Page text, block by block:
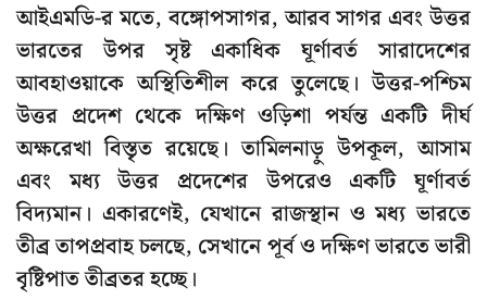
আইএমডি-র মতে, বঙ্গোপসাগর, আরব সাগর এবং উত্তর
ভারতের উপর সৃষ্ট একাধিক ঘূর্ণাবর্ত সারাদেশের
আবহাওয়াকে অস্থিতিশীল করে তুলেছে। উত্তর-পশ্চিম
উত্তর প্রদেশ থেকে দক্ষিণ ওড়িশা পর্যন্ত একটি দীর্ঘ
অক্ষরেখা বিস্তৃত রয়েছে। তামিলনাড়ু উপকূল, আসাম
এবং মধ্য উত্তর প্রদেশের উপরেও একটি ঘূর্ণাবর্ত
বিদ্যমান। একারণেই, যেখানে রাজস্থান ও মধ্য ভারতে
তীব্র তাপপ্রবাহ চলছে, সেখানে পূর্ব ও দক্ষিণ ভারতে ভারী
বৃষ্টিপাত তীব্রতর হচ্ছে।